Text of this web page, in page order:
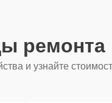
ремонта
и узнайте